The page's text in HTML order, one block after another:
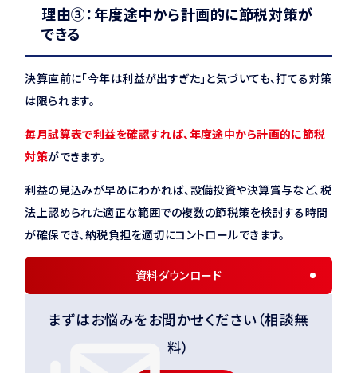
理由③：年度途中から計画的に節税対策が
できる
決算直前に「今年は利益が出すぎた」と気づいても、打てる対策
は限られます。
毎月試算表で利益を確認すれば、年度途中から計画的に節税
対策ができます。
利益の見込みが早めにわかれば、設備投資や決算賞与など、税
法上認められた適正な範囲での複数の節税策を検討する時間
が確保でき、納税負担を適切にコントロールできます。
資料ダウンロード
まずはお悩みをお聞かせください（相談無
料）